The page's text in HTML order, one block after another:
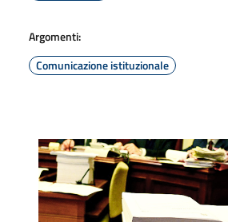
Argomenti:
Comunicazione istituzionale